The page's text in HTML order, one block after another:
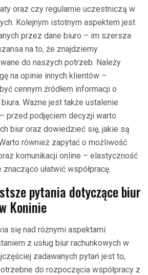
oraz czy regularnie uczestniczą w
Kolejnym istotnym aspektem jest
przez dane biuro – im szersza
na to, że znajdziemy
do naszych potrzeb. Należy
na opinie innych klientów –
cennym źródłem informacji o
Ważne jest także ustalenie
przed podjęciem decyzji warto
biur oraz dowiedzieć się, jakie są
również zapytać o możliwość
komunikacji online – elastyczność
ułatwić współpracę.
pytania dotyczące biur
Koninie
się nad różnymi aspektami
z usług biur rachunkowych w
zadawanych pytań jest to,
do rozpoczęcia współpracy z